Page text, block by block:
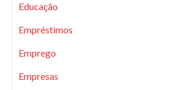
Educação
Empréstimos
Emprego
Empresas